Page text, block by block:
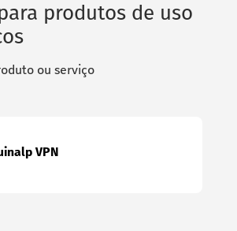
produtos de uso
ou serviço
VPN